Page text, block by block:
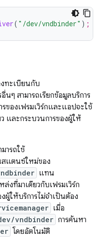
( "/dev/vndbinder" ) ;
ทะเบียนกับ
นๆ สามารถเรียกข้อมูลบริการ
ของเฟรมเวิร์กและแอปจะใช้
และกระบวนการของผู้ให้
ารถใช้
แตนซ์ใหม่ของ
แทน
งที่มาเดียวกับเฟรมเวิร์ก
ผู้ให้บริการไม่จำเป็นต้อง
เมื่อ
vndbinder การค้นหา
โดยอัตโนมัติ